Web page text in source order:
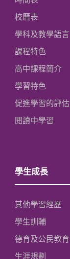
校曆表
學科及教學語言
課程特色
高中課程簡介
學習特色
促進學習的評估
閱讀中學習
學生成長
其他學習經歷
學生訓輔
德育及公民教育
生涯規劃